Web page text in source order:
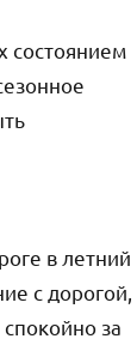
состоянием
в летний
с дорогой,
за